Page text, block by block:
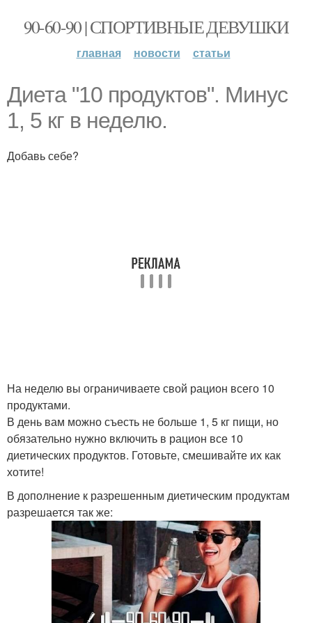
90-60-90 | СПОРТИВНЫЕ ДЕВУШКИ
главная новости статьи
Диета "10 продуктов". Минус
1, 5 кг в неделю.
Добавь себе?
На неделю вы ограничиваете свой рацион всего 10
продуктами.
В день вам можно съесть не больше 1, 5 кг пищи, но
обязательно нужно включить в рацион все 10
диетических продуктов. Готовьте, смешивайте их как
хотите!
В дополнение к разрешенным диетическим продуктам
разрешается так же: